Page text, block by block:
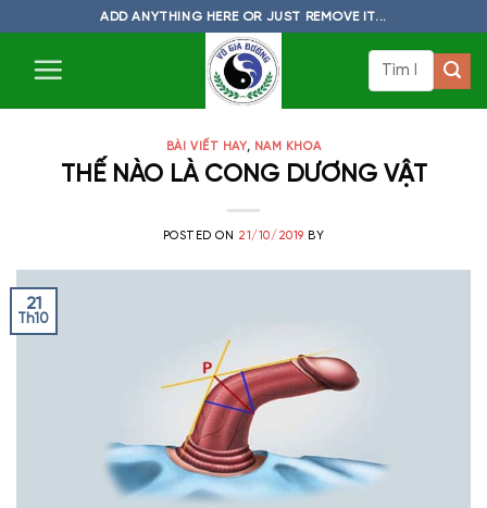
content
ADD ANYTHING HERE OR JUST REMOVE IT...
BÀI VIẾT HAY, NAM KHOA
THẾ NÀO LÀ CONG DƯƠNG VẬT
POSTED ON 21/10/2019 BY
21
Th10